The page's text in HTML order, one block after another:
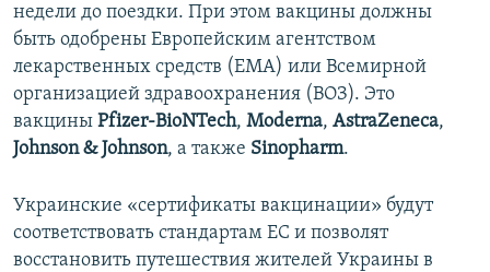
недели до поездки. При этом вакцины должны
быть одобрены Европейским агентством
лекарственных средств (EMA) или Всемирной
организацией здравоохранения (ВОЗ). Это
вакцины Pfizer-BioNTech, Moderna, AstraZeneca,
Johnson & Johnson, а также Sinopharm.
Украинские «сертификаты вакцинации» будут
соответствовать стандартам ЕС и позволят
восстановить путешествия жителей Украины в